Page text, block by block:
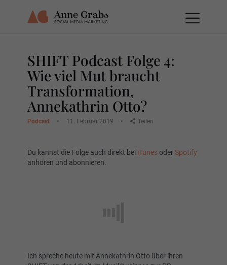
SHIFT Podcast Folge 4:
Wie viel Mut braucht
Transformation,
Annekathrin Otto?
Podcast 11. Februar 2019 Teilen
Du kannst die Folge auch direkt bei iTunesoder Spotify
anhören und abonnieren.
Ich spreche heute mit Annekathrin Otto über ihren